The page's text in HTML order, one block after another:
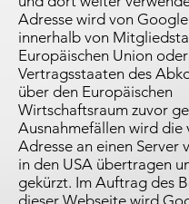
Adresse wird von
innerhalb von
Europäischen Union
Vertragsstaaten des
über den Europäischen
Wirtschaftsraum zuvor
Ausnahmefällen wird die
Adresse an einen Server
in den USA übertragen
gekürzt. Im Auftrag des
dieser Webseite wird